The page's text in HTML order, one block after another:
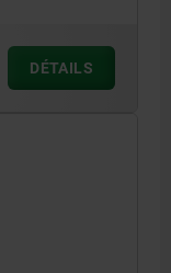
DÉTAILS